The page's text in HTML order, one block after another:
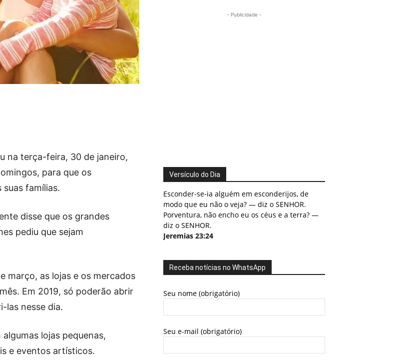
na terça-feira, 30 de janeiro,
para que os
famílias.
disse que os grandes
pediu que sejam
março, as lojas e os mercados
Em 2019, só poderão abrir
las nesse dia.
lojas pequenas,
e eventos artísticos.
- Publicidade -
Versículo do Dia
Esconder-se-ia alguém em esconderijos, de
modo que eu não o veja? — diz o SENHOR.
Porventura, não encho eu os céus e a terra? —
diz o SENHOR.
Jeremias 23:24
Receba notícias no WhatsApp
Seu nome (obrigatório)
Seu e-mail (obrigatório)